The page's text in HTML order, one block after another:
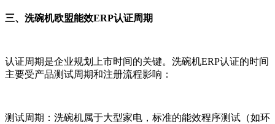
三、洗碗机欧盟能效ERP认证周期
认证周期是企业规划上市时间的关键。洗碗机ERP认证的时间
主要受产品测试周期和注册流程影响：
测试周期：洗碗机属于大型家电，标准的能效程序测试（如环